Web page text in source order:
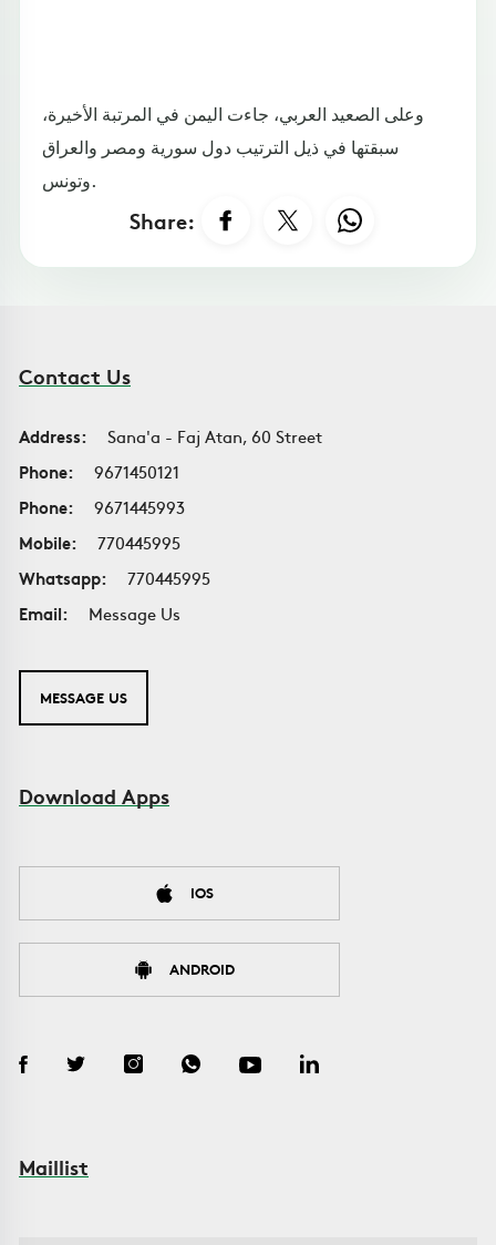
وعلى الصعيد العربي، جاءت اليمن في المرتبة الأخيرة،
سبقتها في ذيل الترتيب دول سورية ومصر والعراق
وتونس.
Share:
Contact Us
Address:
Sana'a - Faj Atan, 60 Street
Phone:
9671450121
Phone:
9671445993
Mobile:
770445995
Whatsapp:
770445995
Email:
Message Us
MESSAGE US
Download Apps
IOS
ANDROID
Maillist